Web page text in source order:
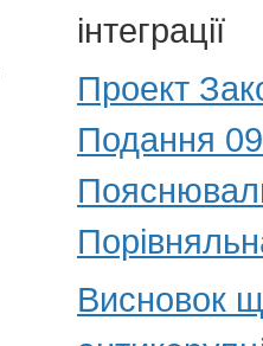
інтеграції
Проект
Подання
Висновок